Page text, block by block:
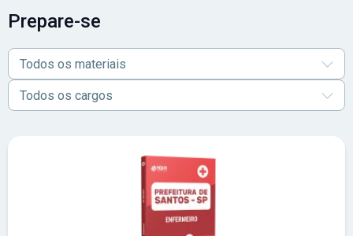
data da prova é23/07/2023
taxa de inscrição é
Sudeste.
Prepare-se
Todos os materiais
Todos os cargos